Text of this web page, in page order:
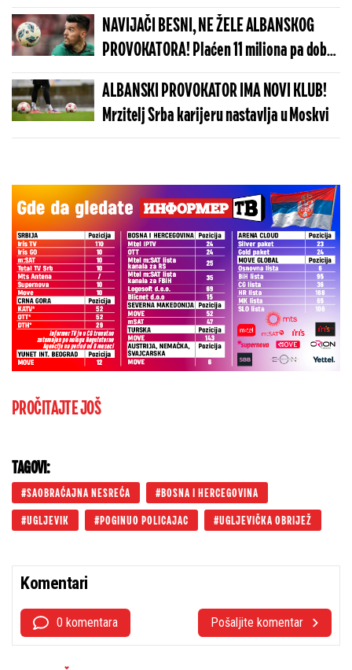
NAVIJAČI BESNI, NE ŽELE ALBANSKOG
PROVOKATORA! Plaćen 11 miliona pa dobio
brutalnu poruku
ALBANSKI PROVOKATOR IMA NOVI KLUB!
Mrzitelj Srba karijeru nastavlja u Moskvi
PROČITAJTE JOŠ
TAGOVI:
SAOBRAĆAJNA NESREĆA BOSNA I HERCEGOVINA
UGLJEVIK POGINUO POLICAJAC UGLJEVIČKA OBRIJEŽ
Komentari
0 komentara Pošaljite komentar